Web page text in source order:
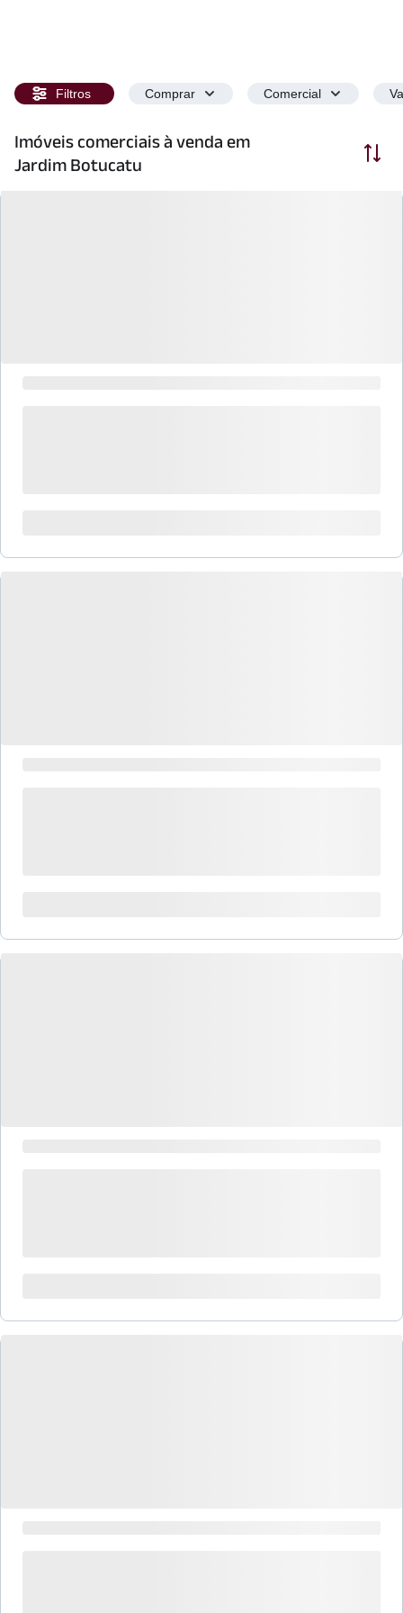
Filtros Comprar Comercial
Imóveis comerciais à venda em
Jardim Botucatu
Ordenar